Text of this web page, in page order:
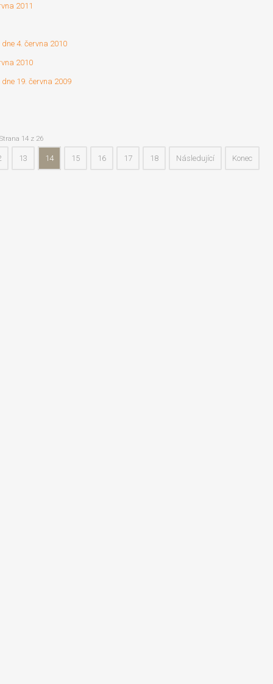
2011
4. června 2010
2010
19. června 2009
14 z 26
13 14 15 16 17 18 Následující Konec